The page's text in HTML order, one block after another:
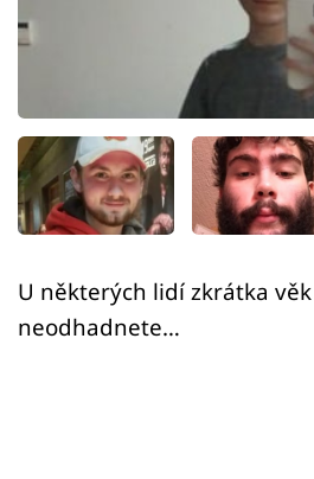
Sledujte prima+
Přihlášení
Sledujte nás
U některých lidí zkrátka
neodhadnete…